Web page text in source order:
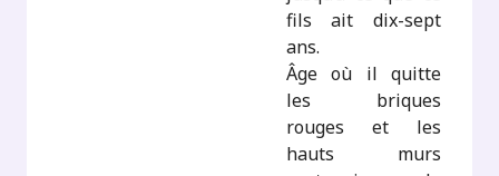
fils ait dix-sept
ans.
Âge où il quitte
les briques
rouges et les
hauts murs